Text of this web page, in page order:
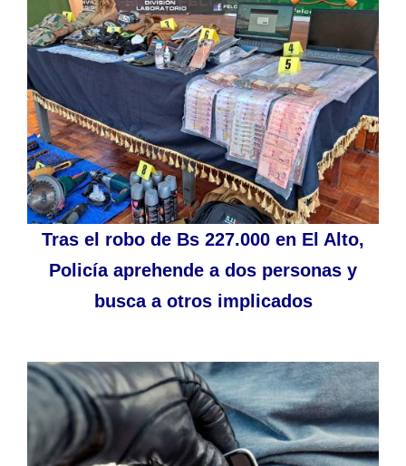
Tras el robo de Bs 227.000 en El Alto,
Policía aprehende a dos personas y
busca a otros implicados